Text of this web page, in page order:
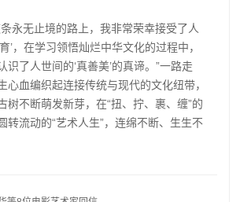
永无止境的路上，我非常荣幸接受了人
’，在学习领悟灿烂中华文化的过程中，
识了人世间的‘真善美’的真谛。”一路走
心血编织起连接传统与现代的文化纽带，
树不断萌发新芽，在“扭、拧、裹、缠”的
转流动的“艺术人生”，连绵不断、生生不